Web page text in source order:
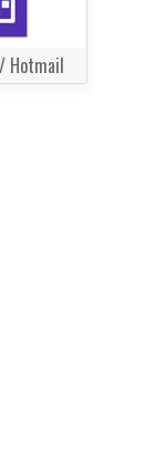
Hotmail